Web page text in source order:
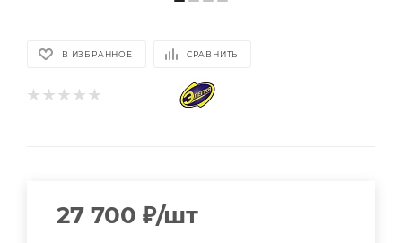
В ИЗБРАННОЕ СРАВНИТЬ
27 700 ₽/шт